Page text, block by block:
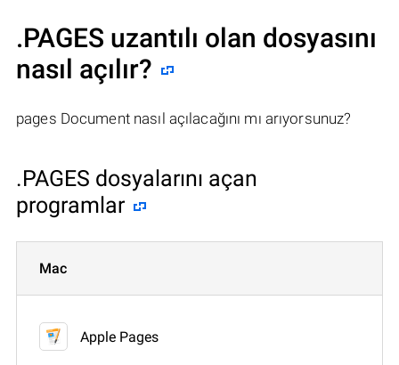
.PAGES uzantılı olan dosyasını
nasıl açılır?
pages Document nasıl açılacağını mı arıyorsunuz?
.PAGES dosyalarını açan
programlar
Mac
Apple Pages